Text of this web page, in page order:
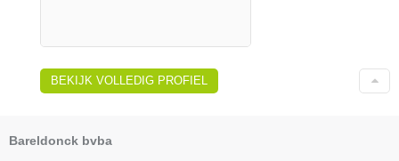
BEKIJK VOLLEDIG PROFIEL
Bareldonck bvba